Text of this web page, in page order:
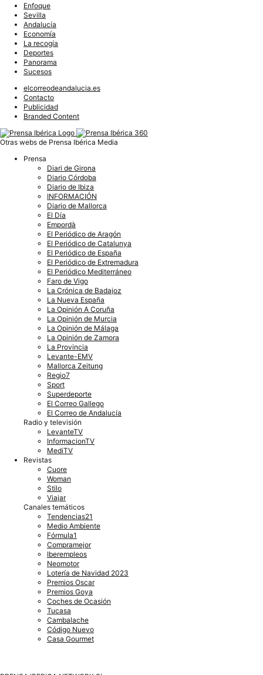
Enfoque
Sevilla
Andalucía
Economía
La recogía
Deportes
Panorama
Sucesos
elcorreodeandalucia.es
Contacto
Publicidad
Branded Content
Otras webs de Prensa Ibérica Media
Prensa
Diari de Girona
Diario Córdoba
Diario de Ibiza
INFORMACIÓN
Diario de Mallorca
El Día
Empordà
El Periódico de Aragón
El Periódico de Catalunya
El Periódico de España
El Periódico de Extremadura
El Periódico Mediterráneo
Faro de Vigo
La Crónica de Badajoz
La Nueva España
La Opinión A Coruña
La Opinión de Murcia
La Opinión de Málaga
La Opinión de Zamora
La Provincia
Levante-EMV
Mallorca Zeitung
Regio7
Sport
Superdeporte
El Correo Gallego
El Correo de Andalucía
Radio y televisión
LevanteTV
InformacionTV
MediTV
Revistas
Cuore
Woman
Stilo
Viajar
Canales temáticos
Tendencias21
Medio Ambiente
Fórmula1
Compramejor
Iberempleos
Neomotor
Lotería de Navidad 2023
Premios Oscar
Premios Goya
Coches de Ocasión
Tucasa
Cambalache
Código Nuevo
Casa Gourmet